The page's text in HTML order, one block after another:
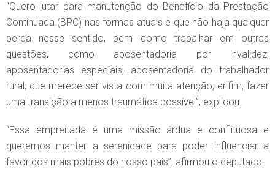
“Quero lutar para manutenção do Benefício da Prestação
Continuada (BPC) nas formas atuais e que não haja qualquer
perda nesse sentido, bem como trabalhar em outras
questões, como aposentadoria por invalidez,
aposentadorias especiais, aposentadoria do trabalhador
rural, que merece ser vista com muita atenção, enfim, fazer
uma transição a menos traumática possível”, explicou.
“Essa empreitada é uma missão árdua e conflituosa e
queremos manter a serenidade para poder influenciar a
favor dos mais pobres do nosso país”, afirmou o deputado.